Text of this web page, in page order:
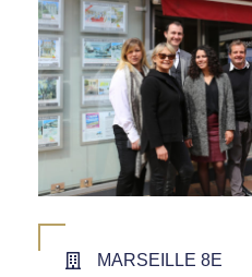
MARSEILLE 8E